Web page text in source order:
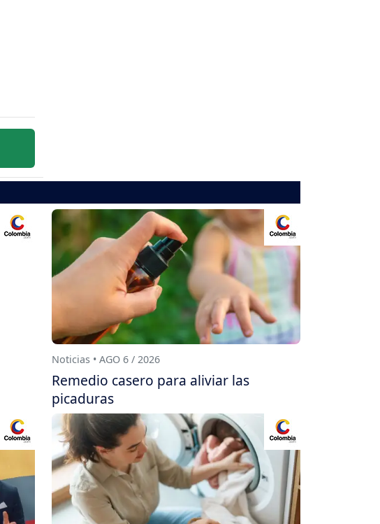
Noticias • AGO 6 / 2026
Remedio casero para aliviar las
picaduras